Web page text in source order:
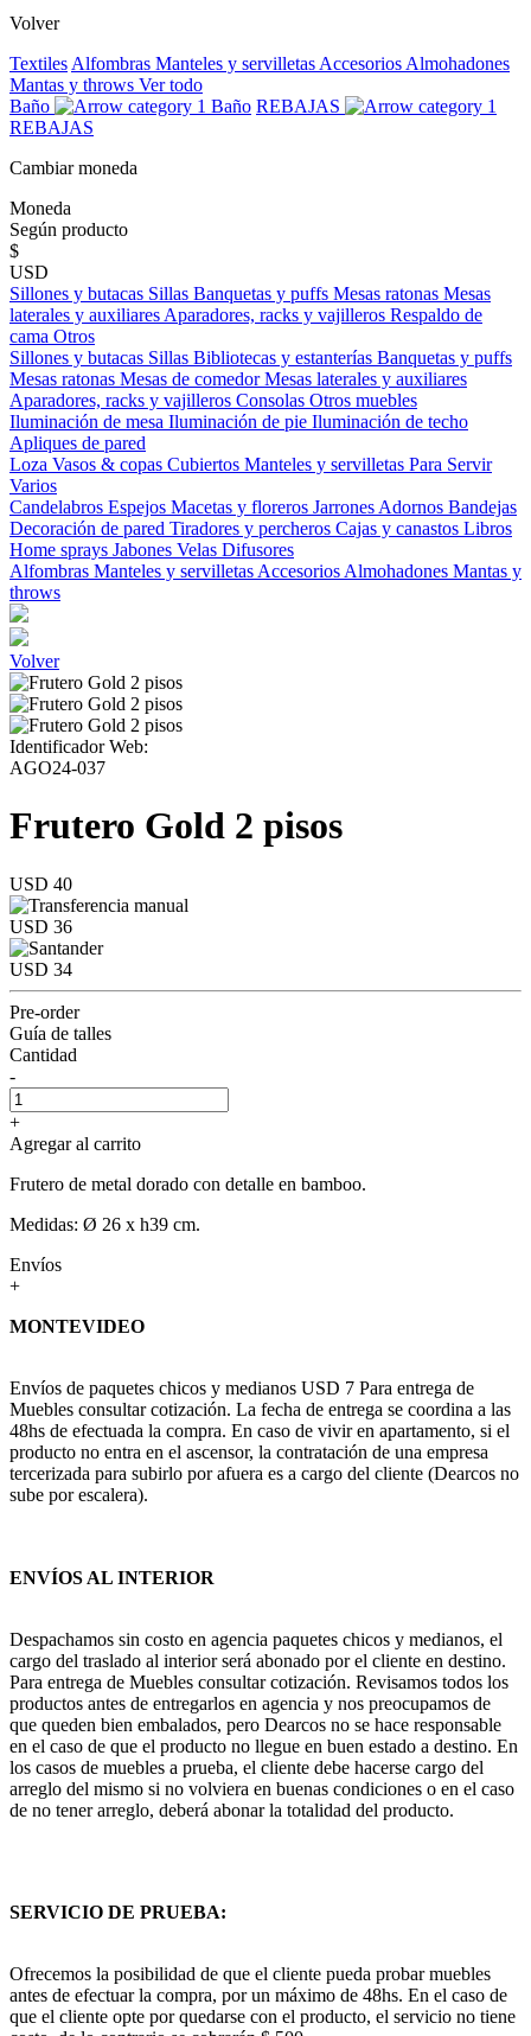
Volver
Textiles Alfombras Manteles y servilletas Accesorios Almohadones
Mantas y throws Ver todo
Baño
Baño REBAJAS
REBAJAS
Cambiar moneda
Moneda
Según producto
$
USD
Sillones y butacas Sillas Banquetas y puffs Mesas ratonas Mesas
laterales y auxiliares Aparadores, racks y vajilleros Respaldo de
cama Otros
Sillones y butacas Sillas Bibliotecas y estanterías Banquetas y puffs
Mesas ratonas Mesas de comedorMesas laterales y auxiliares
Aparadores, racks y vajilleros Consolas Otros muebles
Iluminación de mesa Iluminación de pie Iluminación de techo
Apliques de pared
Loza Vasos & copas Cubiertos Manteles y servilletas Para Servir
Varios
Candelabros Espejos Macetas y floreros Jarrones Adornos Bandejas
Decoración de pared Tiradores y percheros Cajas y canastos Libros
Home sprays Jabones Velas Difusores
Alfombras Manteles y servilletas Accesorios Almohadones Mantas y
throws
Volver
Identificador Web:
AGO24-037
Frutero Gold 2 pisos
USD 40
USD 36
USD 34
Pre-order
Guía de talles
Cantidad
-
+
Agregar al carrito
Frutero de metal dorado con detalle en bamboo.
Medidas: Ø 26 x h39 cm.
Envíos
+
MONTEVIDEO
Envíos de paquetes chicos y medianos USD 7 Para entrega de
Muebles consultar cotización. La fecha de entrega se coordina a las
48hs de efectuada la compra. En caso de vivir en apartamento, si el
producto no entra en el ascensor, la contratación de una empresa
tercerizada para subirlo por afuera es a cargo del cliente (Dearcos no
sube por escalera).
ENVÍOS AL INTERIOR
Despachamos sin costo en agencia paquetes chicos y medianos, el
cargo del traslado al interior será abonado por el cliente en destino.
Para entrega de Muebles consultar cotización. Revisamos todos los
productos antes de entregarlos en agencia y nos preocupamos de
que queden bien embalados, pero Dearcos no se hace responsable
en el caso de que el producto no llegue en buen estado a destino. En
los casos de muebles a prueba, el cliente debe hacerse cargo del
arreglo del mismo si no volviera en buenas condiciones o en el caso
de no tener arreglo, deberá abonar la totalidad del producto.
SERVICIO DE PRUEBA:
Ofrecemos la posibilidad de que el cliente pueda probar muebles
antes de efectuar la compra, por un máximo de 48hs. En el caso de
que el cliente opte por quedarse con el producto, el servicio no tiene